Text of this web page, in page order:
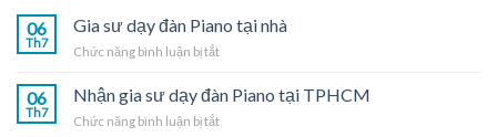
06
Th7
Gia sư dạy đàn Piano tại nhà
Chức năng bình luận bị tắtở
dạy
đàn
06
Th7
Nhận gia sư dạy đàn Piano tại TPHCM
Chức năng bình luận bị tắtở